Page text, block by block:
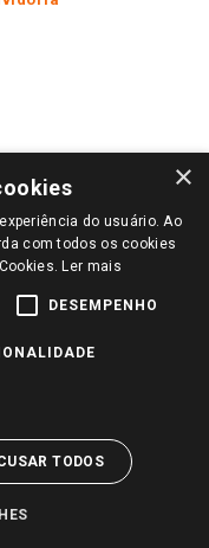
×
do usuário. Ao
com todos os cookies
Ler mais
DESEMPENHO
TODOS